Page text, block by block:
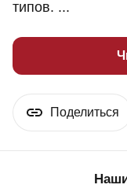
типов. ...
Поделиться